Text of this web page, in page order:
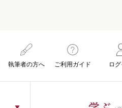
執筆者の方へ ご利用ガイド ロ